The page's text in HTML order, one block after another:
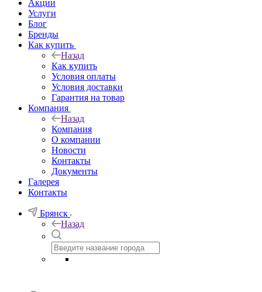
Акции
Услуги
Блог
Бренды
Как купить
Назад
Как купить
Условия оплаты
Условия доставки
Гарантия на товар
Компания
Назад
Компания
О компании
Новости
Контакты
Документы
Галерея
Контакты
Брянск
Назад